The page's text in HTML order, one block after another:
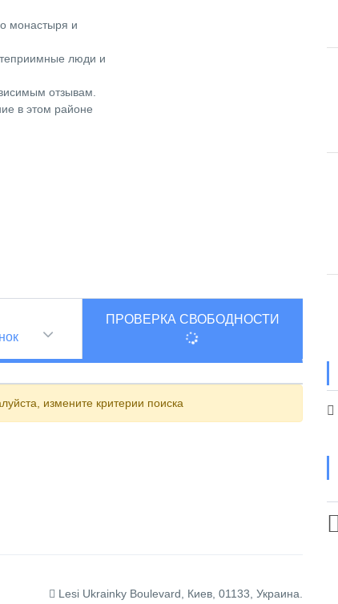
монастыря и
люди и
отзывам.
в этом районе
ПРОВЕРКА СВОБОДНОСТИ
измените критерии поиска
Lesi Ukrainky Boulevard, Киев, 01133, Украина.